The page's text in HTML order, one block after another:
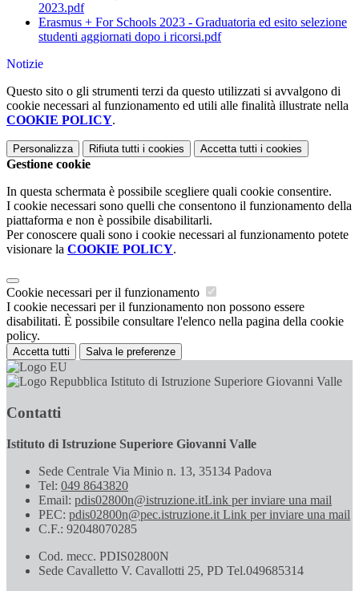
2023.pdf
Erasmus + For Schools 2023 - Graduatoria ed esito selezione
studenti aggiornati dopo i ricorsi.pdf
Notizie
Questo sito o gli strumenti terzi da questo utilizzati si avvalgono di
cookie necessari al funzionamento ed utili alle finalità illustrate nella
COOKIE POLICY.
Personalizza Rifiuta tutti i cookies Accetta tutti i cookies
Gestione cookie
In questa schermata è possibile scegliere quali cookie consentire.
I cookie necessari sono quelli che consentono il funzionamento della
piattaforma e non è possibile disabilitarli.
Per conoscere quali sono i cookie necessari al funzionamento potete
visionare la COOKIE POLICY.
Cookie necessari per il funzionamento
I cookie necessari per il funzionamento non possono essere
disabilitati. È possibile consultare l'elenco nella pagina della cookie
policy.
Accetta tutti Salva le preferenze
Istituto di Istruzione Superiore Giovanni Valle
Contatti
Istituto di Istruzione Superiore Giovanni Valle
Sede Centrale Via Minio n. 13, 35134 Padova
Tel: 049 8643820
Email: pdis02800n@istruzione.itLink per inviare una mail
PEC: pdis02800n@pec.istruzione.it Link per inviare una mail
C.F.: 92048070285
Cod. mecc. PDIS02800N
Sede Cavalletto V. Cavallotti 25, PD Tel.049685314